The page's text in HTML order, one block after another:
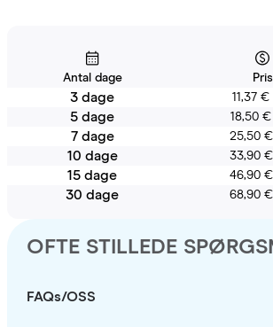
Antal dage Pris
3 dage 11,37 €
5 dage 18,50 €
7 dage 25,50 €
10 dage 33,90 €
15 dage 46,90 €
30 dage 68,90 €
OFTE STILLEDE
FAQs/OSS